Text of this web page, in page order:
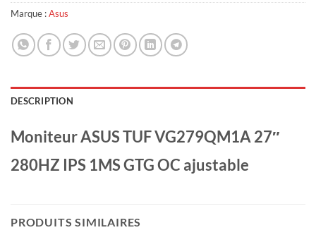
Marque :Asus
DESCRIPTION
Moniteur ASUS TUF VG279QM1A 27″
280HZ IPS 1MS GTG OC ajustable
PRODUITS SIMILAIRES